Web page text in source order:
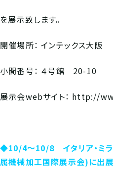
を展示致します。
開催場所： インテックス大阪
小間番号： ４号館 20-10
展示会webサイト： http://
◆10/4～10/8 イタリア・ミ
属機械加工国際展示会)に出